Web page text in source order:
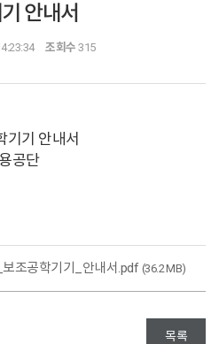
안내서
조회수 315
기기 안내서
공단
조공학기기_안내서.pdf (36.2 MB)
목록